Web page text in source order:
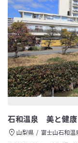
石和温泉 美と健
山梨県 富士山石和温